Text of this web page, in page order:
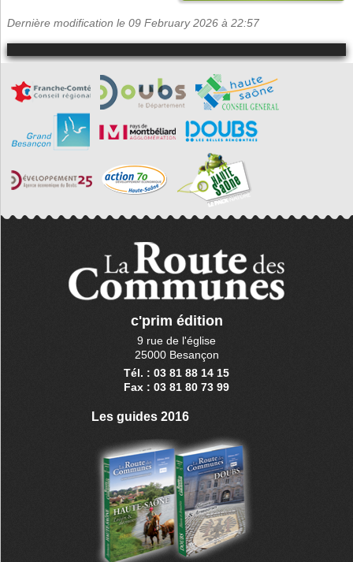
Dernière modification le 09 February 2026 à 22:57
c'prim édition
9 rue de l'église
25000 Besançon
Tél. : 03 81 88 14 15
Fax : 03 81 80 73 99
Les guides 2016